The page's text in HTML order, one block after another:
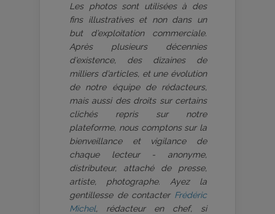
Les photos sont utilisées à des
fins illustratives et non dans un
but d’exploitation commerciale.
Après plusieurs décennies
d’existence, des dizaines de
milliers d’articles, et une évolution
de notre équipe de rédacteurs,
mais aussi des droits sur certains
clichés repris sur notre
plateforme, nous comptons sur la
bienveillance et vigilance de
chaque lecteur - anonyme,
distributeur, attaché de presse,
artiste, photographe. Ayez la
gentillesse de contacter Frédéric
Michel, rédacteur en chef, si